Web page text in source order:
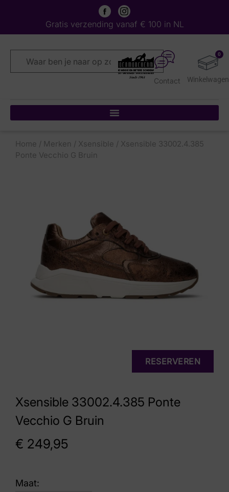
Gratis verzending vanaf € 100 in NL
0
Contact
Home / Merken / Xsensible / Xsensible 33002.4.385
Ponte Vecchio G Bruin
Xsensible 33002.4.385 Ponte
Vecchio G Bruin
€ 249,95
RESERVEREN
Maat: